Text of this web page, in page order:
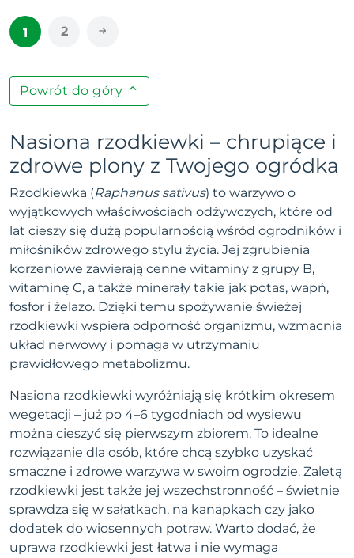
1 2
Powrót do góry
Nasiona rzodkiewki – chrupiące i
zdrowe plony z Twojego ogródka
Rzodkiewka (Raphanus sativus) to warzywo o
wyjątkowych właściwościach odżywczych, które od
lat cieszy się dużą popularnością wśród ogrodników i
miłośników zdrowego stylu życia. Jej zgrubienia
korzeniowe zawierają cenne witaminy z grupy B,
witaminę C, a także minerały takie jak potas, wapń,
fosfor i żelazo. Dzięki temu spożywanie świeżej
rzodkiewki wspiera odporność organizmu, wzmacnia
układ nerwowy i pomaga w utrzymaniu
prawidłowego metabolizmu.
Nasiona rzodkiewki wyróżniają się krótkim okresem
wegetacji – już po 4–6 tygodniach od wysiewu
można cieszyć się pierwszym zbiorem. To idealne
rozwiązanie dla osób, które chcą szybko uzyskać
smaczne i zdrowe warzywa w swoim ogrodzie. Zaletą
rzodkiewki jest także jej wszechstronność – świetnie
sprawdza się w sałatkach, na kanapkach czy jako
dodatek do wiosennych potraw. Warto dodać, że
uprawa rzodkiewki jest łatwa i nie wymaga